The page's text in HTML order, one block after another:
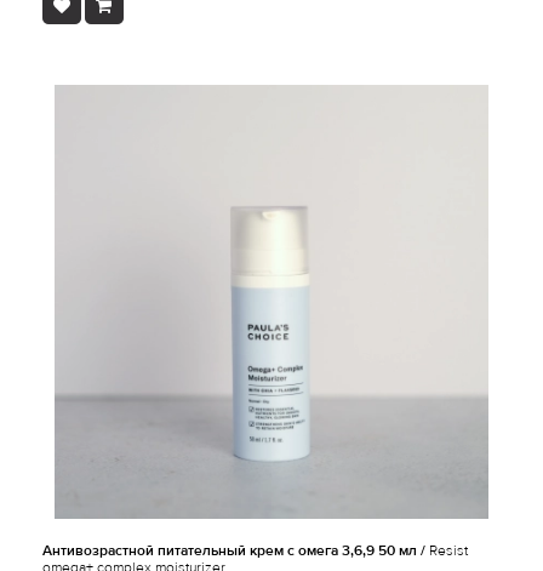
Антивозрастной питательный крем с омега 3,6,9 50 мл / Resist